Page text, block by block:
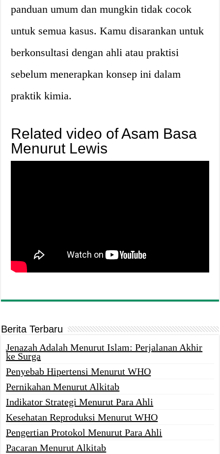
panduan umum dan mungkin tidak cocok
untuk semua kasus. Kamu disarankan untuk
berkonsultasi dengan ahli atau praktisi
sebelum menerapkan konsep ini dalam
praktik kimia.
Related video of Asam Basa
Menurut Lewis
Berita Terbaru
Jenazah Adalah Menurut Islam: Perjalanan Akhir
ke Surga
Penyebab Hipertensi Menurut WHO
Pernikahan Menurut Alkitab
Indikator Strategi Menurut Para Ahli
Kesehatan Reproduksi Menurut WHO
Pengertian Protokol Menurut Para Ahli
Pacaran Menurut Alkitab